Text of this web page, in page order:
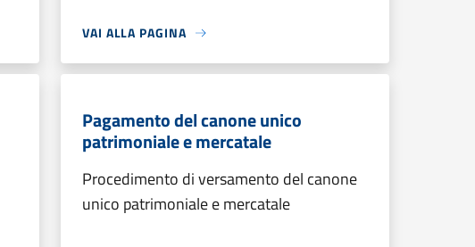
VAI ALLA PAGINA
Pagamento del canone unico
patrimoniale e mercatale
Procedimento di versamento del canone
unico patrimoniale e mercatale